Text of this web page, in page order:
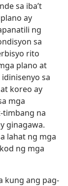
sa iba’t
ay
ng
sa
rito
plano at
sa
koreo ay
mga
timbang na
ginagawa.
lahat ng mga
ng mga
kung ang pag-